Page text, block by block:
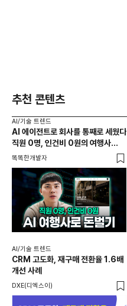
추천 콘텐츠
AI/기술 트렌드
AI 에이전트로 회사를 통째로 세웠다
직원 0명, 인건비 0원의 여행사
제작기
똑똑한개발자
AI/기술 트렌드
CRM 고도화, 재구매 전환율 1.6배
개선 사례
DXE(디엑스이)